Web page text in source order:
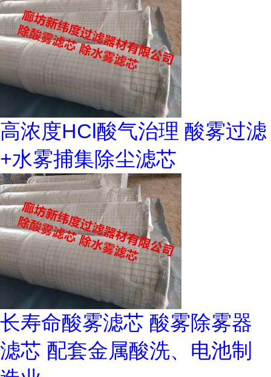
高浓度HCl酸气治理 酸雾过滤
+水雾捕集除尘滤芯
长寿命酸雾滤芯 酸雾除雾器
滤芯 配套金属酸洗、电池制